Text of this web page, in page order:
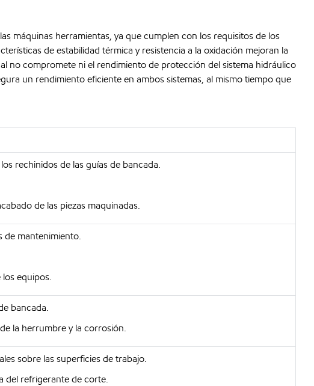
máquinas herramientas, ya que cumplen con los requisitos de los
de estabilidad térmica y resistencia a la oxidación mejoran la
no compromete ni el rendimiento de protección del sistema hidráulico
un rendimiento eficiente en ambos sistemas, al mismo tiempo que
rechinidos de las guías de bancada.
de las piezas maquinadas.
de mantenimiento.
equipos.
bancada.
la herrumbre y la corrosión.
sobre las superficies de trabajo.
del refrigerante de corte.